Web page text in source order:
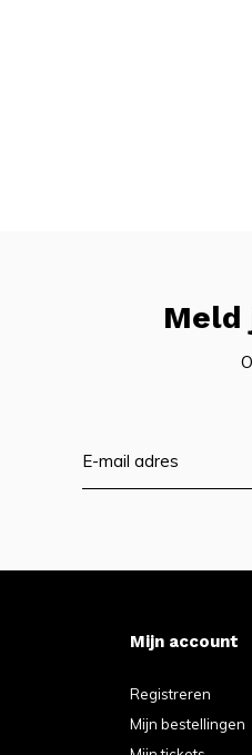
Meld
Mijn account
Registreren
Mijn bestellingen